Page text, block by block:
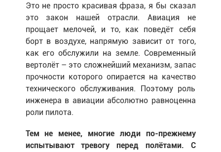
Это не просто красивая фраза, я бы сказал
это закон нашей отрасли. Авиация не
прощает мелочей, и то, как поведёт себя
борт в воздухе, напрямую зависит от того,
как его обслужили на земле. Современный
вертолёт – это сложнейший механизм, запас
прочности которого опирается на качество
технического обслуживания. Поэтому роль
инженера в авиации абсолютно равноценна
роли пилота.
Тем не менее, многие люди по-прежнему
испытывают тревогу перед полётами. С